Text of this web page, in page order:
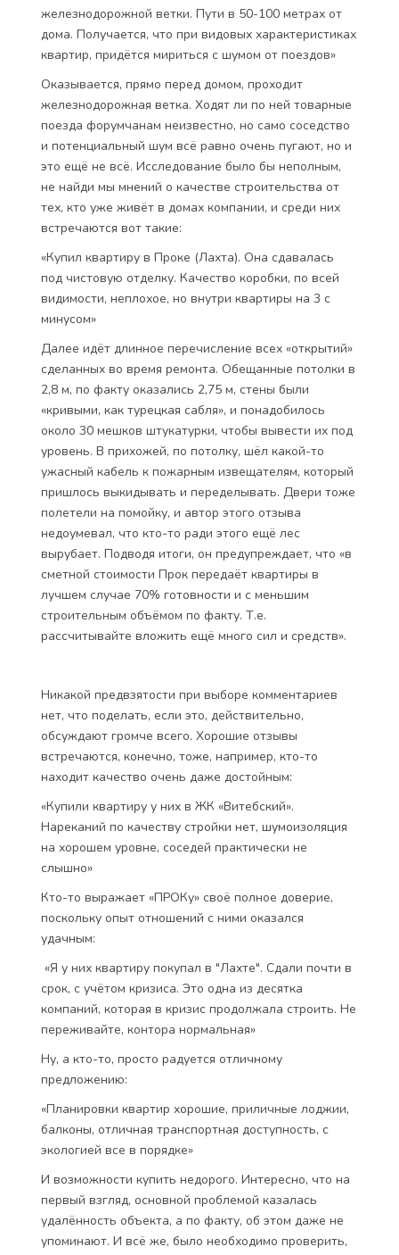
железнодорожной ветки. Пути в 50-100 метрах от
дома. Получается, что при видовых характеристиках
квартир, придётся мириться с шумом от поездов»
Оказывается, прямо перед домом, проходит
железнодорожная ветка. Ходят ли по ней товарные
поезда форумчанам неизвестно, но само соседство
и потенциальный шум всё равно очень пугают, но и
это ещё не всё. Исследование было бы неполным,
не найди мы мнений о качестве строительства от
тех, кто уже живёт в домах компании, и среди них
встречаются вот такие:
«Купил квартиру в Проке (Лахта). Она сдавалась
под чистовую отделку. Качество коробки, по всей
видимости, неплохое, но внутри квартиры на 3 с
минусом»
Далее идёт длинное перечисление всех «открытий»
сделанных во время ремонта. Обещанные потолки в
2,8 м, по факту оказались 2,75 м, стены были
«кривыми, как турецкая сабля», и понадобилось
около 30 мешков штукатурки, чтобы вывести их под
уровень. В прихожей, по потолку, шёл какой-то
ужасный кабель к пожарным извещателям, который
пришлось выкидывать и переделывать. Двери тоже
полетели на помойку, и автор этого отзыва
недоумевал, что кто-то ради этого ещё лес
вырубает. Подводя итоги, он предупреждает, что «в
сметной стоимости Прок передаёт квартиры в
лучшем случае 70% готовности и с меньшим
строительным объёмом по факту. Т.е.
рассчитывайте вложить ещё много сил и средств».
Никакой предвзятости при выборе комментариев
нет, что поделать, если это, действительно,
обсуждают громче всего. Хорошие отзывы
встречаются, конечно, тоже, например, кто-то
находит качество очень даже достойным:
«Купили квартиру у них в ЖК «Витебский».
Нареканий по качеству стройки нет, шумоизоляция
на хорошем уровне, соседей практически не
слышно»
Кто-то выражает «ПРОКу» своё полное доверие,
поскольку опыт отношений с ними оказался
удачным:
«Я у них квартиру покупал в "Лахте". Сдали почти в
срок, с учётом кризиса. Это одна из десятка
компаний, которая в кризис продолжала строить. Не
переживайте, контора нормальная»
Ну, а кто-то, просто радуется отличному
предложению:
«Планировки квартир хорошие, приличные лоджии,
балконы, отличная транспортная доступность, с
экологией все в порядке»
И возможности купить недорого. Интересно, что на
первый взгляд, основной проблемой казалась
удалённость объекта, а по факту, об этом даже не
упоминают. И всё же, было необходимо проверить,